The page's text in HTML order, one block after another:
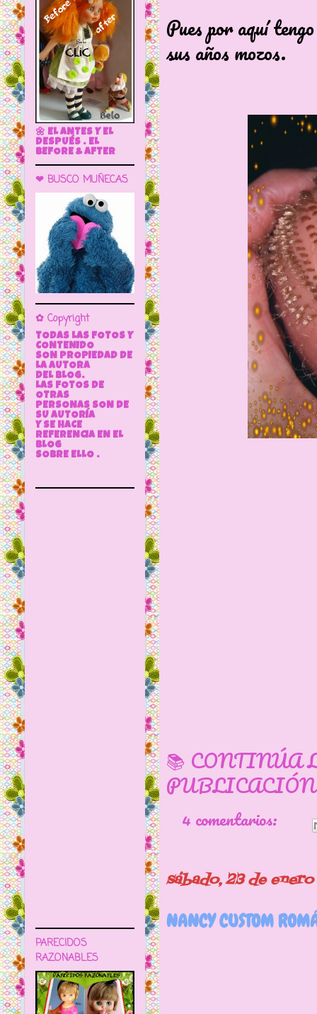
Pues por aquí
sus años mozos.
📚 CONTINÚA
4 comentarios:
sábado, 23 de
NANCY CUSTOM
🌼 EL ANTES Y EL
DESPUÉS . EL
BEFORE & AFTER
❤ BUSCO MUÑECAS
✿ Copyright
TODAS LAS FOTOS Y
CONTENIDO
SON PROPIEDAD DE
LA AUTORA
DEL BLOG.
LAS FOTOS DE
OTRAS
PERSONAS SON DE
SU AUTORÍA
Y SE HACE
REFERENCIA EN EL
BLOG
SOBRE ELLO .
PARECIDOS
RAZONABLES